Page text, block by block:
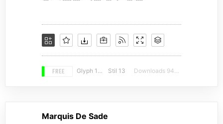
FREE Glyph 122 Stil 13 Downloads 9490
Marquis De Sade